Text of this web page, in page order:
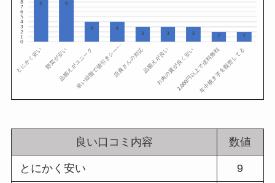
良い口コミ内容 数値
とにかく安い 9